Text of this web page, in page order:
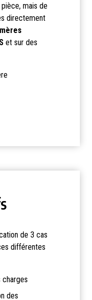
mais de
directement
et sur des
de 3 cas
différentes
charges
des